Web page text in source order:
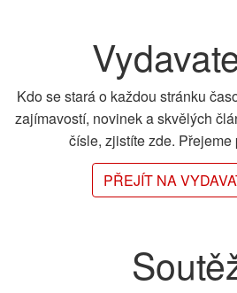
Kdo se stará o každou stránku
zajímavostí, novinek a skvělých
čísle, zjistíte zde. Přejeme
PŘEJÍT NA